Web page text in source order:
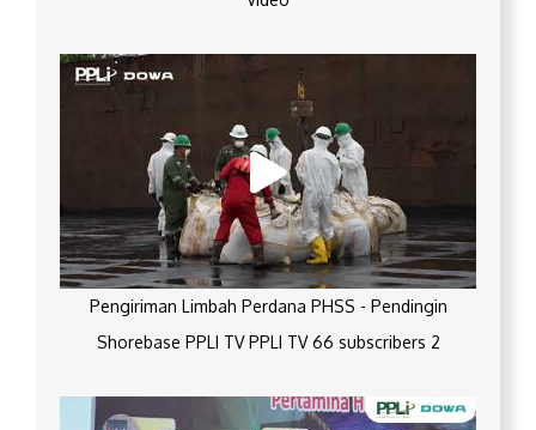
Pengiriman Limbah Perdana PHSS - Pendingin
Shorebase PPLI TV PPLI TV 66 subscribers 2